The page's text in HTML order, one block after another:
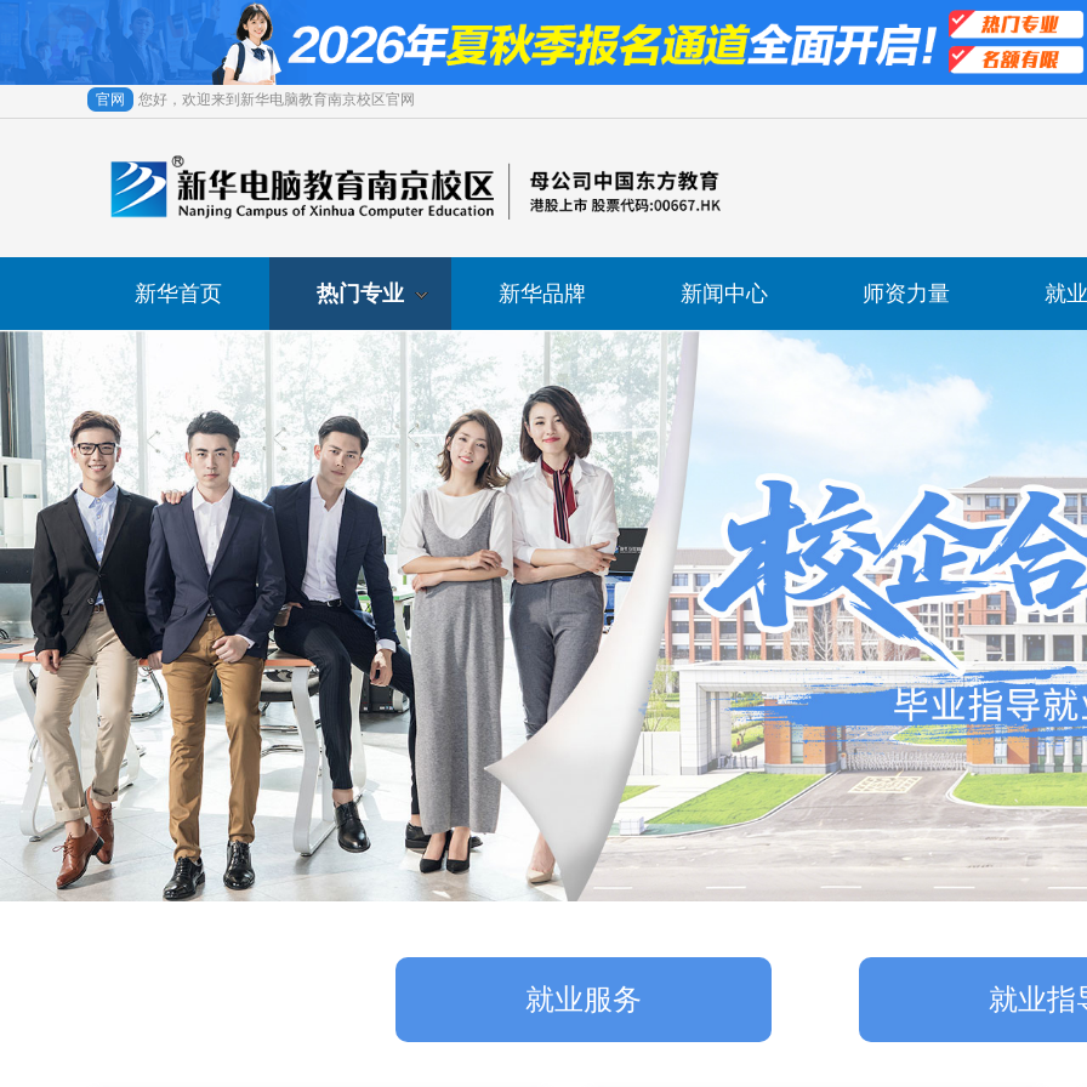
官网 您好，欢迎来到新华电脑教育南京校区官网
新华首页 热门专业 新华品牌 新闻中心 师资力量 就
就业服务 就业指